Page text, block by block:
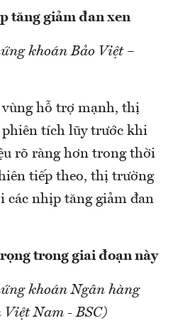
tăng giảm đan xen
khoán Bảo Việt –
hỗ trợ mạnh, thị
phiên tích lũy trước khi
rõ ràng hơn trong thời
tiếp theo, thị trường
các nhịp tăng giảm đan
trong giai đoạn này
khoán Ngân hàng
Nam - BSC)